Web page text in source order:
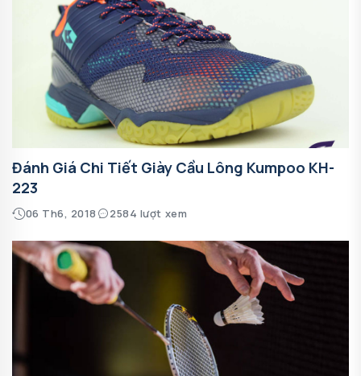
Đánh Giá Chi Tiết Giày Cầu Lông Kumpoo KH-
223
06 Th6, 2018 2584 lượt xem